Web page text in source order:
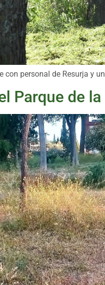
personal de Resurja y
Parque de